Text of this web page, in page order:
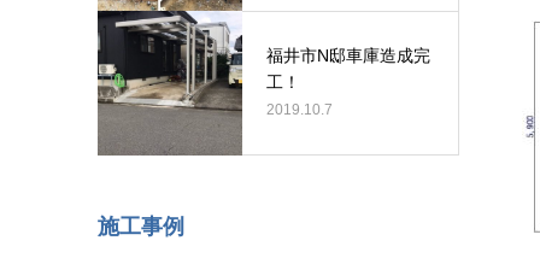
福井市N邸車庫造成完
工！
2019.10.7
施工事例